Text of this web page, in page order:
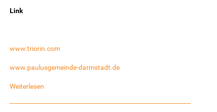
Link
www.triorin.com
www.paulusgemeinde-darmstadt.de
Weiterlesen